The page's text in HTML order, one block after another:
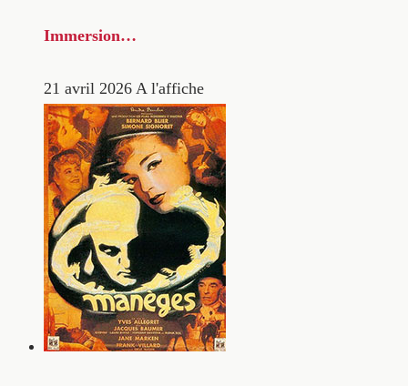
Immersion…
21 avril 2026 A l'affiche